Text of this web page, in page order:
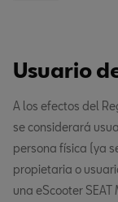
Usuario
A los efectos del
se considerará
persona física (ya
propietaria o
una eScooter